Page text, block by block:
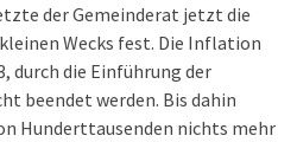
der Gemeinderat jetzt die
Wecks fest. Die Inflation
durch die Einführung der
beendet werden. Bis dahin
Hunderttausenden nichts mehr